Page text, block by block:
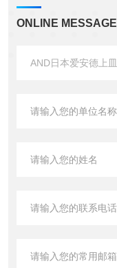
ONLINE MESSAGE